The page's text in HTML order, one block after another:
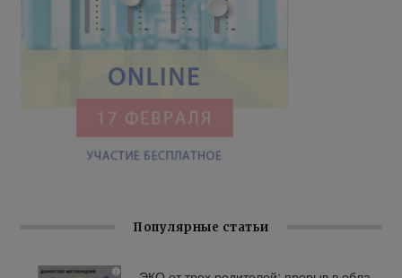
Популярные статьи